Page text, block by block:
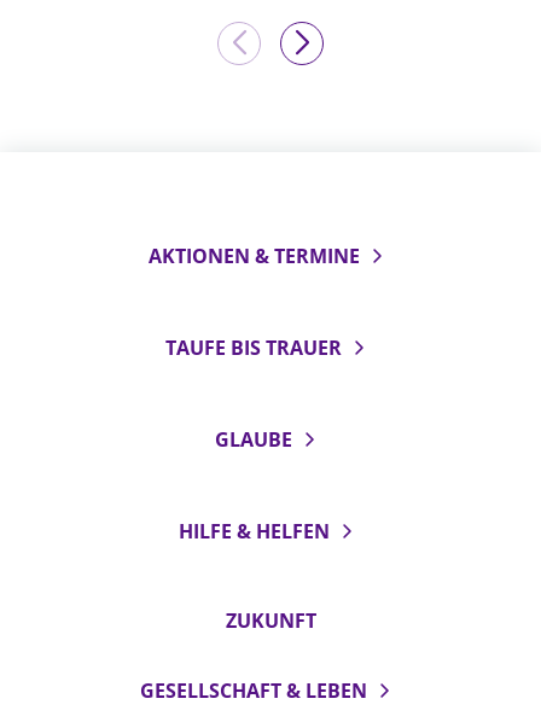
AKTIONEN & TERMINE
TAUFE BIS TRAUER
GLAUBE
HILFE & HELFEN
ZUKUNFT
GESELLSCHAFT & LEBEN